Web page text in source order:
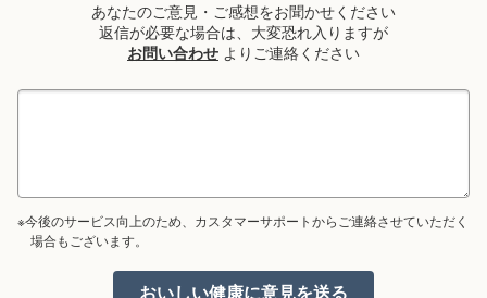
あなたのご意見・ご感想をお聞かせください
返信が必要な場合は、大変恐れ入りますが
お問い合わせ よりご連絡ください
※今後のサービス向上のため、カスタマーサポートからご連絡させていただく
場合もございます。